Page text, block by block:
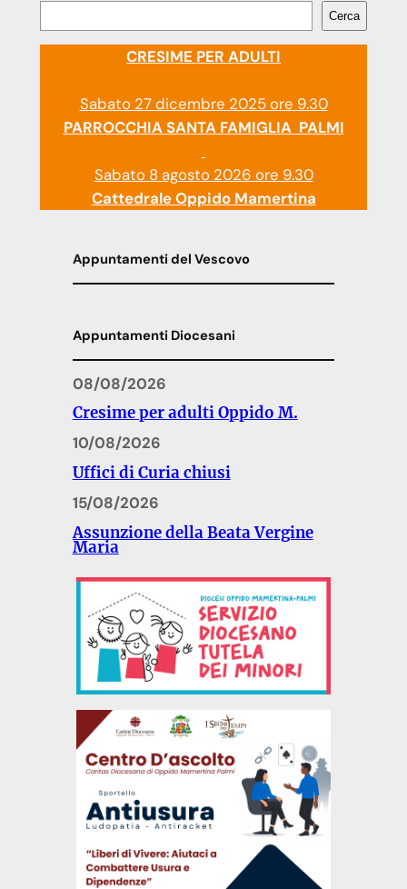
Cerca
CRESIME PER ADULTI
Sabato 27 dicembre 2025 ore 9.30
PARROCCHIA SANTA FAMIGLIA PALMI
Sabato 8 agosto 2026 ore 9.30
Cattedrale Oppido Mamertina
Appuntamenti del Vescovo
Appuntamenti Diocesani
08/08/2026
Cresime per adulti Oppido M.
10/08/2026
Uffici di Curia chiusi
15/08/2026
Assunzione della Beata Vergine
Maria